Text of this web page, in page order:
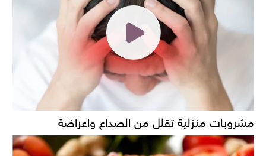
مشروبات منزلية تقلل من الصداع واعراضة